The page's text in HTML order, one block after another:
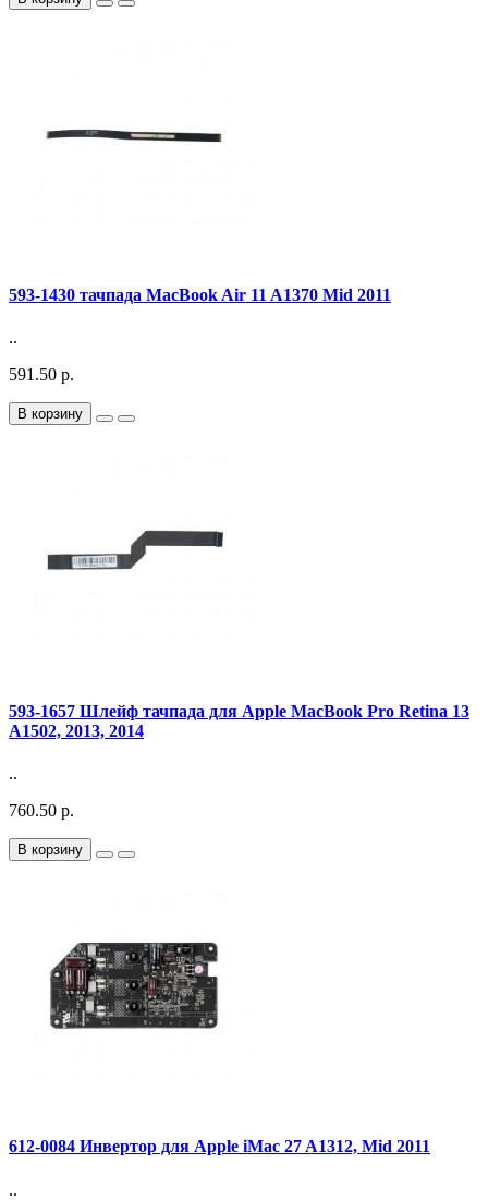
593-1430 тачпада MacBook Air 11 A1370 Mid 2011
..
591.50 р.
В корзину
593-1657 Шлейф тачпада для Apple MacBook Pro Retina 13
A1502, 2013, 2014
..
760.50 р.
В корзину
612-0084 Инвертор для Apple iMac 27 A1312, Mid 2011
..